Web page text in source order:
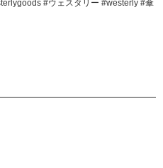
#ウェスタリー #westerly #傘